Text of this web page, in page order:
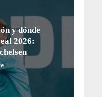
y dónde
2026: